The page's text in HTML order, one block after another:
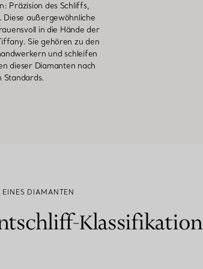
Präzision des Schliffs,
Diese außergewöhnliche
in die Hände der
Sie gehören zu den
und schleifen
dieser Diamanten nach
Standards.
DIAMANTEN
Klassifikation